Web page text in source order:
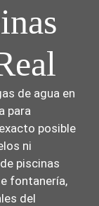
de agua en
para
posible
ni
piscinas
fontanería,
del